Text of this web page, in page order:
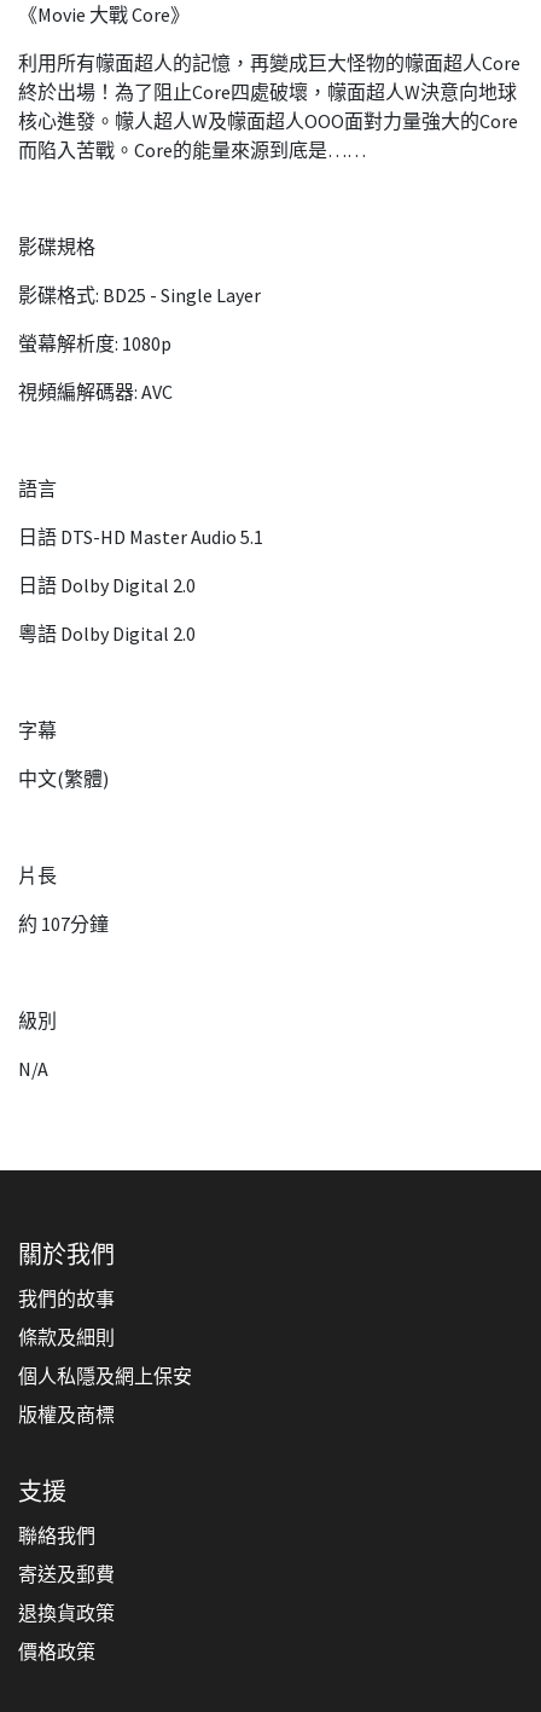
《Movie 大戰 Core》
利用所有幪面超人的記憶，再變成巨大怪物的幪面超人Core
終於出場！為了阻止Core四處破壞，幪面超人W決意向地球
核心進發。幪人超人W及幪面超人OOO面對力量強大的Core
而陷入苦戰。Core的能量來源到底是……
影碟規格
影碟格式: BD25 - Single Layer
螢幕解析度: 1080p
視頻編解碼器: AVC
語言
日語 DTS-HD Master Audio 5.1
日語 Dolby Digital 2.0
粵語 Dolby Digital 2.0
字幕
中文(繁體)
片長
約 107分鐘
級別
N/A
關於我們
我們的故事
條款及細則
個人私隱及網上保安
版權及商標
支援
聯絡我們
寄送及郵費
退換貨政策
價格政策